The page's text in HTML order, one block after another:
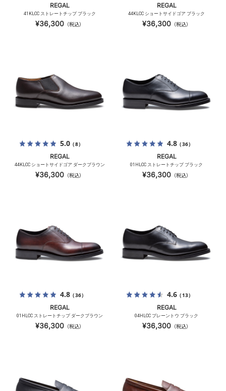
REGAL
41KLCC ストレートチップ ブラック
¥36,300（税込）
REGAL
44KLCC ショートサイドゴア ブラック
¥36,300（税込）
5.0（8）
REGAL
44KLCC ショートサイドゴア ダークブラウン
¥36,300（税込）
4.8（36）
REGAL
01HLCC ストレートチップ ブラック
¥36,300（税込）
4.8（36）
REGAL
01HLCC ストレートチップ ダークブラウン
¥36,300（税込）
4.6（13）
REGAL
04HLCC プレーントウ ブラック
¥36,300（税込）